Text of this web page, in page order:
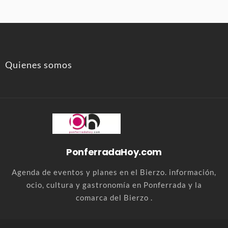
Quienes somos
PonferradaHoy.com
Agenda de eventos y planes en el Bierzo. información,
ocio, cultura y gastronomía en Ponferrada y la
comarca del Bierzo .